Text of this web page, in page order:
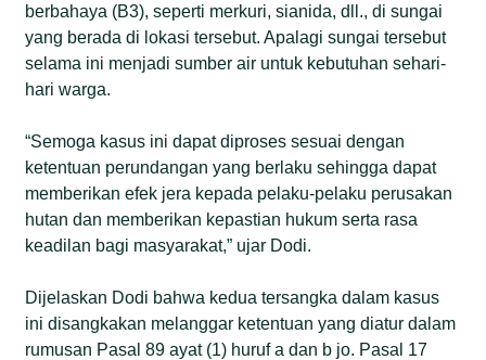
berbahaya (B3), seperti merkuri, sianida, dll., di sungai
yang berada di lokasi tersebut. Apalagi sungai tersebut
selama ini menjadi sumber air untuk kebutuhan sehari-
hari warga.
“Semoga kasus ini dapat diproses sesuai dengan
ketentuan perundangan yang berlaku sehingga dapat
memberikan efek jera kepada pelaku-pelaku perusakan
hutan dan memberikan kepastian hukum serta rasa
keadilan bagi masyarakat,” ujar Dodi.
Dijelaskan Dodi bahwa kedua tersangka dalam kasus
ini disangkakan melanggar ketentuan yang diatur dalam
rumusan Pasal 89 ayat (1) huruf a dan b jo. Pasal 17